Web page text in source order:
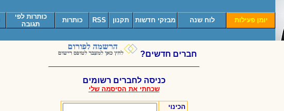
יומן פעילות לוח שנה מבזקי חדשות תקנון RSS כותרות
כותרות לפי
תגובה
חברים חדשים?
כניסה לחברים רשומים
שכחתי את הסיסמה שלי
הכינוי